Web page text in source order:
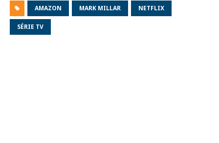
AMAZON MARK MILLAR NETFLIX
SÉRIE TV